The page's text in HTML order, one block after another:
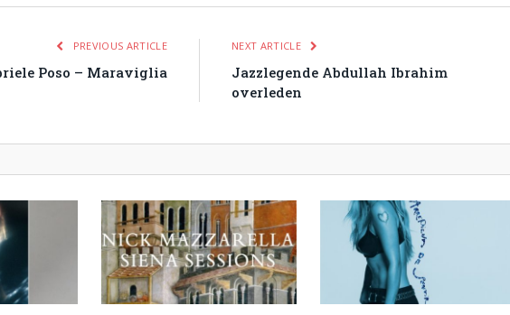
PREVIOUS ARTICLE
Poso – Maraviglia
NEXT ARTICLE
Jazzlegende Abdullah Ibrahim
overleden